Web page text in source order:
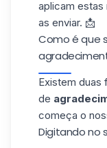
aplicam estas
as enviar. 📩
Como é que
Existem duas
de
começa o
Digitando no